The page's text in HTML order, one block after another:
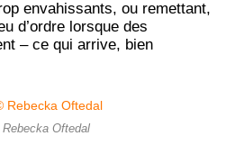
envahissants, ou remettant,
d’ordre lorsque des
– ce qui arrive, bien
Oftedal